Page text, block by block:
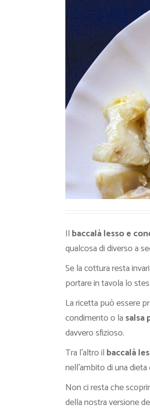
Ricette
Ricette
Ricette
Il baccalà lesso e
qualcosa di diverso a
Se la cottura resta
portare in tavola lo
La ricetta può essere
condimento o la salsa
davvero sfizioso.
Tra l’altro il baccalà
nell’ambito di una
Non ci resta che
della nostra versione